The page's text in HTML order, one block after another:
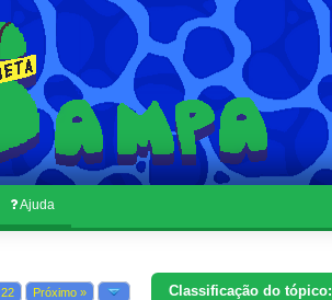
Ajuda
22 Próximo » Classificação do tópico: